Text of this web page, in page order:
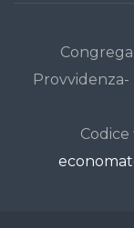
Provvidenza-